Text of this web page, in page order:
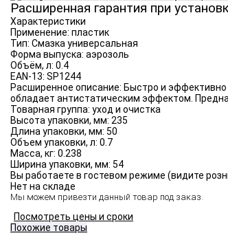
Расширенная гарантия при
Характеристики
Применение: пластик
Тип: Смазка универсальная
Форма выпуска: аэрозоль
Объём, л: 0.4
EAN-13: SP1244
Расширенное описание: Быстро и эффективно
обладает антистатическим эффектом.
Товарная группа: уход и очистка
Высота упаковки, мм: 235
Длина упаковки, мм: 50
Объем упаковки, л: 0.7
Масса, кг: 0.238
Ширина упаковки, мм: 54
Вы работаете в гостевом режиме (видите
Нет на складе
Мы можем привезти данный товар под заказ.
Посмотреть цены и сроки
Похожие товары